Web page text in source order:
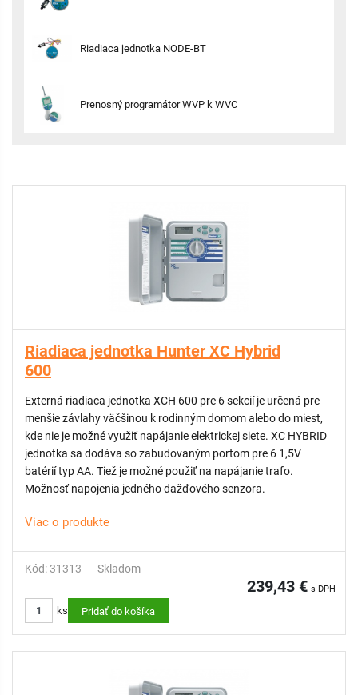
Riadiaca jednotka NODE-BT
Prenosný programátor WVP k WVC
Riadiaca jednotka Hunter XC Hybrid
600
Externá riadiaca jednotka XCH 600 pre 6 sekcií je určená pre
menšie závlahy väčšinou k rodinným domom alebo do miest,
kde nie je možné využiť napájanie elektrickej siete. XC HYBRID
jednotka sa dodáva so zabudovaným portom pre 6 1,5V
batérií typ AA. Tiež je možné použiť na napájanie trafo.
Možnosť napojenia jedného dažďového senzora.
Viac o produkte
Kód: 31313 Skladom
239,43 € s DPH
ks Pridať do košíka